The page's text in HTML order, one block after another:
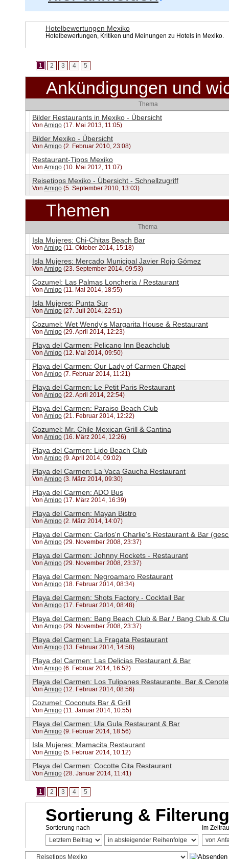
Hotelbewertungen Mexiko
Hotelbewertungen, Kritiken und Meinungen zu Hotels in Mexiko.
1 2 3 4 5
Ankündigungen und
Thema
Bilder Restaurants in Mexiko - Übersicht
Von Amigo (17. Mai 2013, 11:05)
Bilder Mexiko - Übersicht
Von Amigo (2. Februar 2010, 23:08)
Restaurant-Tipps Mexiko
Von Amigo (10. Mai 2012, 11:07)
Reisetipps Mexiko - Übersicht - Schnellzugriff
Von Amigo (5. September 2010, 13:03)
Themen
Thema
Isla Mujeres: Chi-Chitas Beach Bar
Von Amigo (11. Oktober 2014, 15:18)
Isla Mujeres: Mercado Municipal Javier Rojo Gómez
Von Amigo (23. September 2014, 09:53)
Cozumel: Las Palmas Loncheria / Restaurant
Von Amigo (11. Mai 2014, 18:55)
Isla Mujeres: Punta Sur
Von Amigo (27. Juli 2014, 22:51)
Cozumel: Wet Wendy's Margarita House & Restaurant
Von Amigo (29. April 2014, 12:23)
Playa del Carmen: Pelicano Inn Beachclub
Von Amigo (12. Mai 2014, 09:50)
Playa del Carmen: Our Lady of Carmen Chapel
Von Amigo (7. Februar 2014, 11:21)
Playa del Carmen: Le Petit Paris Restaurant
Von Amigo (22. April 2014, 22:54)
Playa del Carmen: Paraiso Beach Club
Von Amigo (21. Februar 2014, 12:22)
Cozumel: Mr. Chile Mexican Grill & Cantina
Von Amigo (16. März 2014, 12:26)
Playa del Carmen: Lido Beach Club
Von Amigo (9. April 2014, 09:02)
Playa del Carmen: La Vaca Gaucha Restaurant
Von Amigo (3. März 2014, 09:30)
Playa del Carmen: ADO Bus
Von Amigo (17. März 2014, 16:39)
Playa del Carmen: Mayan Bistro
Von Amigo (2. März 2014, 14:07)
Playa del Carmen: Carlos'n Charlie's Restaurant & Bar
Von Amigo (29. November 2008, 23:37)
Playa del Carmen: Johnny Rockets - Restaurant
Von Amigo (29. November 2008, 23:37)
Playa del Carmen: Negroamaro Restaurant
Von Amigo (18. Februar 2014, 08:34)
Playa del Carmen: Shots Factory - Cocktail Bar
Von Amigo (17. Februar 2014, 08:48)
Playa del Carmen: Bang Beach Club & Bar / Bang Club &
Von Amigo (29. November 2008, 23:37)
Playa del Carmen: La Fragata Restaurant
Von Amigo (13. Februar 2014, 14:58)
Playa del Carmen: Las Delicias Restaurant & Bar
Von Amigo (6. Februar 2014, 16:52)
Playa del Carmen: Los Tulipanes Restaurante, Bar & Cenote
Von Amigo (12. Februar 2014, 08:56)
Cozumel: Coconuts Bar & Grill
Von Amigo (11. Januar 2014, 10:55)
Playa del Carmen: Ula Gula Restaurant & Bar
Von Amigo (9. Februar 2014, 18:56)
Isla Mujeres: Mamacita Restaurant
Von Amigo (5. Februar 2014, 10:12)
Playa del Carmen: Cocotte Cita Restaurant
Von Amigo (28. Januar 2014, 11:41)
1 2 3 4 5
Sortierung & Filterung
Sortierung nach Im